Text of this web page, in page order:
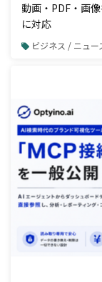
動画・PDF・画
に対応
ビジネス / ニュー